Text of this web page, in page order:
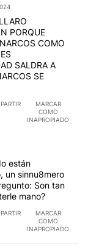
en medios
EDITADO
PORQUE
COMO
SALDRA A
SE
MARCAR
COMO
INAPROPIADO
están
un sinnu8mero
Son tan
mano?
MARCAR
COMO
INAPROPIADO